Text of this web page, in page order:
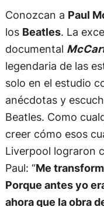
Conozcan a Paul
los Beatles. La
documental
legendaria de las
solo en el estudio
anécdotas y
Beatles. Como
creer cómo esos
Liverpool lograron
Paul: “Me
Porque antes yo
ahora que la obra